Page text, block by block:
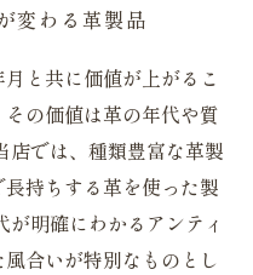
変わる革製品
と共に価値が上がるこ
の価値は革の年代や質
店では、種類豊富な革製
持ちする革を使った製
明確にわかるアンティ
合いが特別なものとし